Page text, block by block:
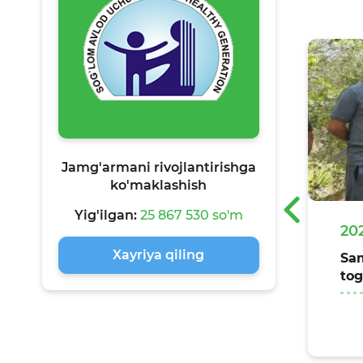
Jamg'armani rivojlantirishga
ko'maklashish
Yig'ilgan: 25 867 530 so'm
Xayriya qiling
tan — sog‘lom tafakkur shiori
Xalqaro do‘stlik kuniga
tadbir Buxoro shahrida
‹